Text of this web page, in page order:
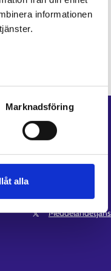
informationen
Marknadsföring
alla
Följ oss
Instagram⁠